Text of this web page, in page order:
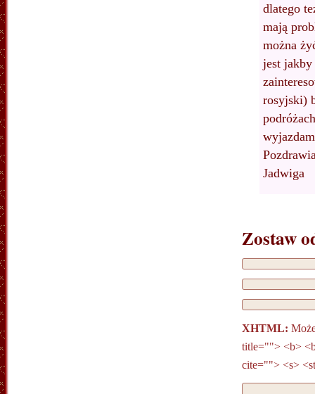
dlatego
mają
można
jest jakby
rosyjski)
Jadwiga
Zostaw
XHTML:
title=""> <b>
cite=""> <s>